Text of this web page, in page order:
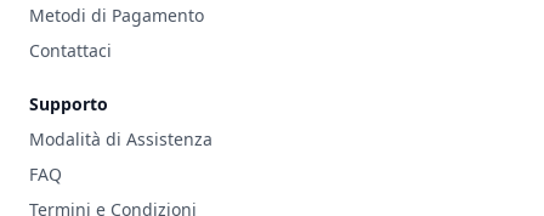
Metodi di Pagamento
Contattaci
Supporto
Modalità di Assistenza
FAQ
Termini e Condizioni